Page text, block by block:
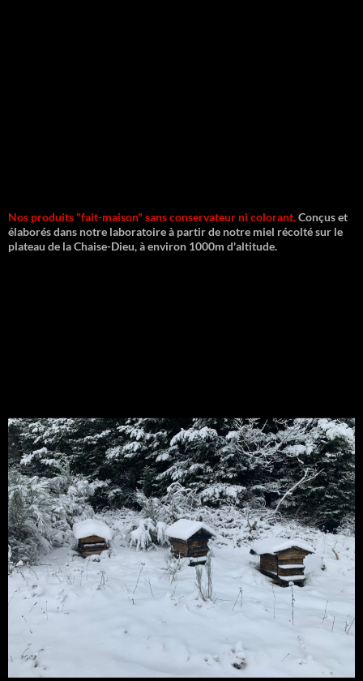
Nos produits "fait-maison" sans conservateur ni colorant.Conçus et
élaborés dans notre laboratoire à partir de notre miel récolté sur le
plateau de la Chaise-Dieu, à environ 1000m d'altitude.